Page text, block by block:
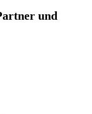
und